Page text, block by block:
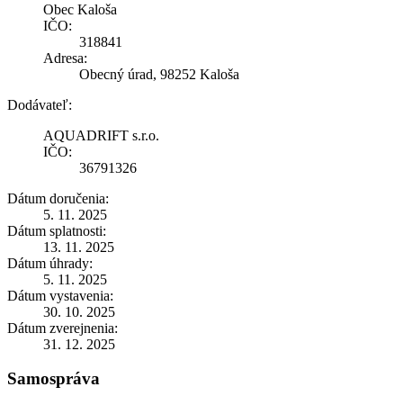
Obec Kaloša
IČO:
318841
Adresa:
Obecný úrad, 98252 Kaloša
Dodávateľ:
AQUADRIFT s.r.o.
IČO:
36791326
Dátum doručenia:
5. 11. 2025
Dátum splatnosti:
13. 11. 2025
Dátum úhrady:
5. 11. 2025
Dátum vystavenia:
30. 10. 2025
Dátum zverejnenia:
31. 12. 2025
Samospráva